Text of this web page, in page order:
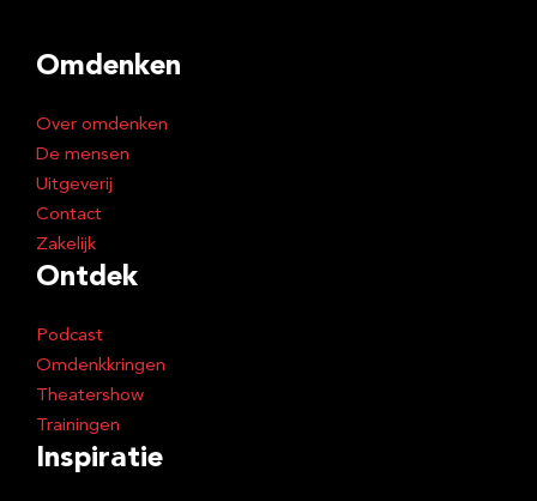
Omdenken
Over omdenken
De mensen
Uitgeverij
Contact
Zakelijk
Ontdek
Podcast
Omdenkkringen
Theatershow
Trainingen
Inspiratie